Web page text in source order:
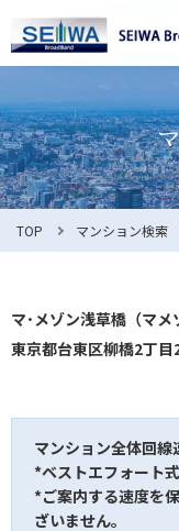
オーナー様へ
入居者様へ
お知らせ
利用規約
お問合せ
TOP マンション検索
マ･メゾン浅草橋（マメ
東京都台東区柳橋2丁
マンション全体回線
*ベストエフォート式
*ご案内する速度を
ざいません。